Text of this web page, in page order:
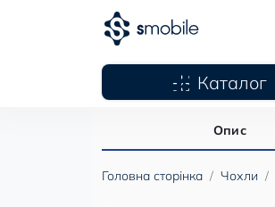
Каталог
Головна сторінка Чохли
Опис